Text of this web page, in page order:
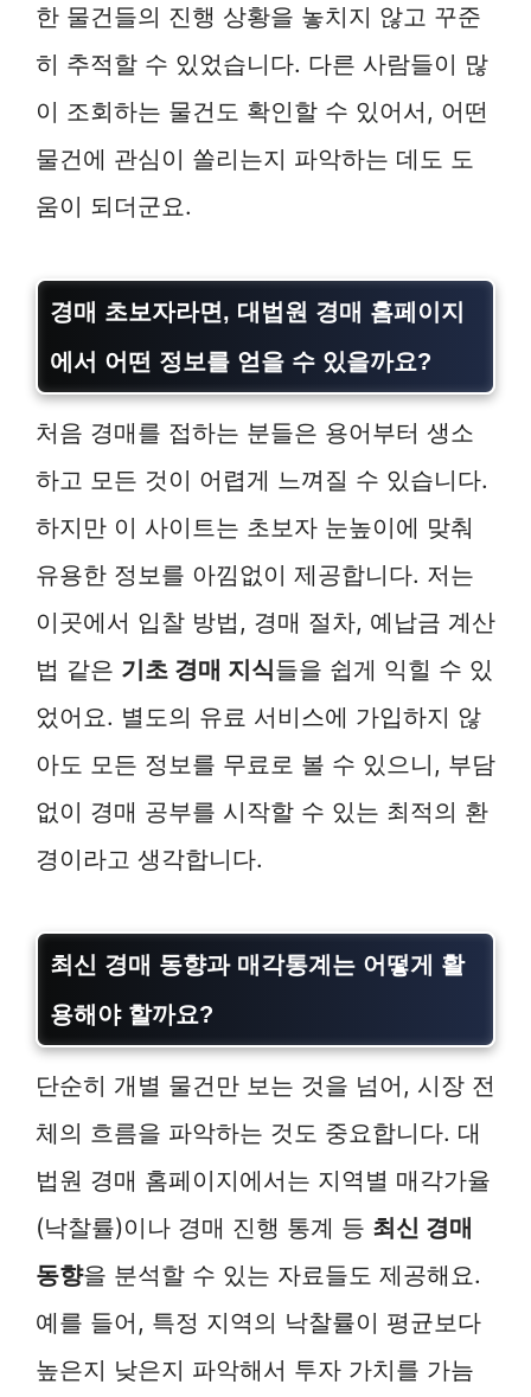
한 물건들의 진행 상황을 놓치지 않고 꾸준
히 추적할 수 있었습니다. 다른 사람들이 많
이 조회하는 물건도 확인할 수 있어서, 어떤
물건에 관심이 쏠리는지 파악하는 데도 도
움이 되더군요.
경매 초보자라면, 대법원 경매 홈페이지
에서 어떤 정보를 얻을 수 있을까요?
처음 경매를 접하는 분들은 용어부터 생소
하고 모든 것이 어렵게 느껴질 수 있습니다.
하지만 이 사이트는 초보자 눈높이에 맞춰
유용한 정보를 아낌없이 제공합니다. 저는
이곳에서 입찰 방법, 경매 절차, 예납금 계산
법 같은 기초 경매 지식들을 쉽게 익힐 수 있
었어요. 별도의 유료 서비스에 가입하지 않
아도 모든 정보를 무료로 볼 수 있으니, 부담
없이 경매 공부를 시작할 수 있는 최적의 환
경이라고 생각합니다.
최신 경매 동향과 매각통계는 어떻게 활
용해야 할까요?
단순히 개별 물건만 보는 것을 넘어, 시장 전
체의 흐름을 파악하는 것도 중요합니다. 대
법원 경매 홈페이지에서는 지역별 매각가율
(낙찰률)이나 경매 진행 통계 등 최신 경매
동향을 분석할 수 있는 자료들도 제공해요.
예를 들어, 특정 지역의 낙찰률이 평균보다
높은지 낮은지 파악해서 투자 가치를 가늠